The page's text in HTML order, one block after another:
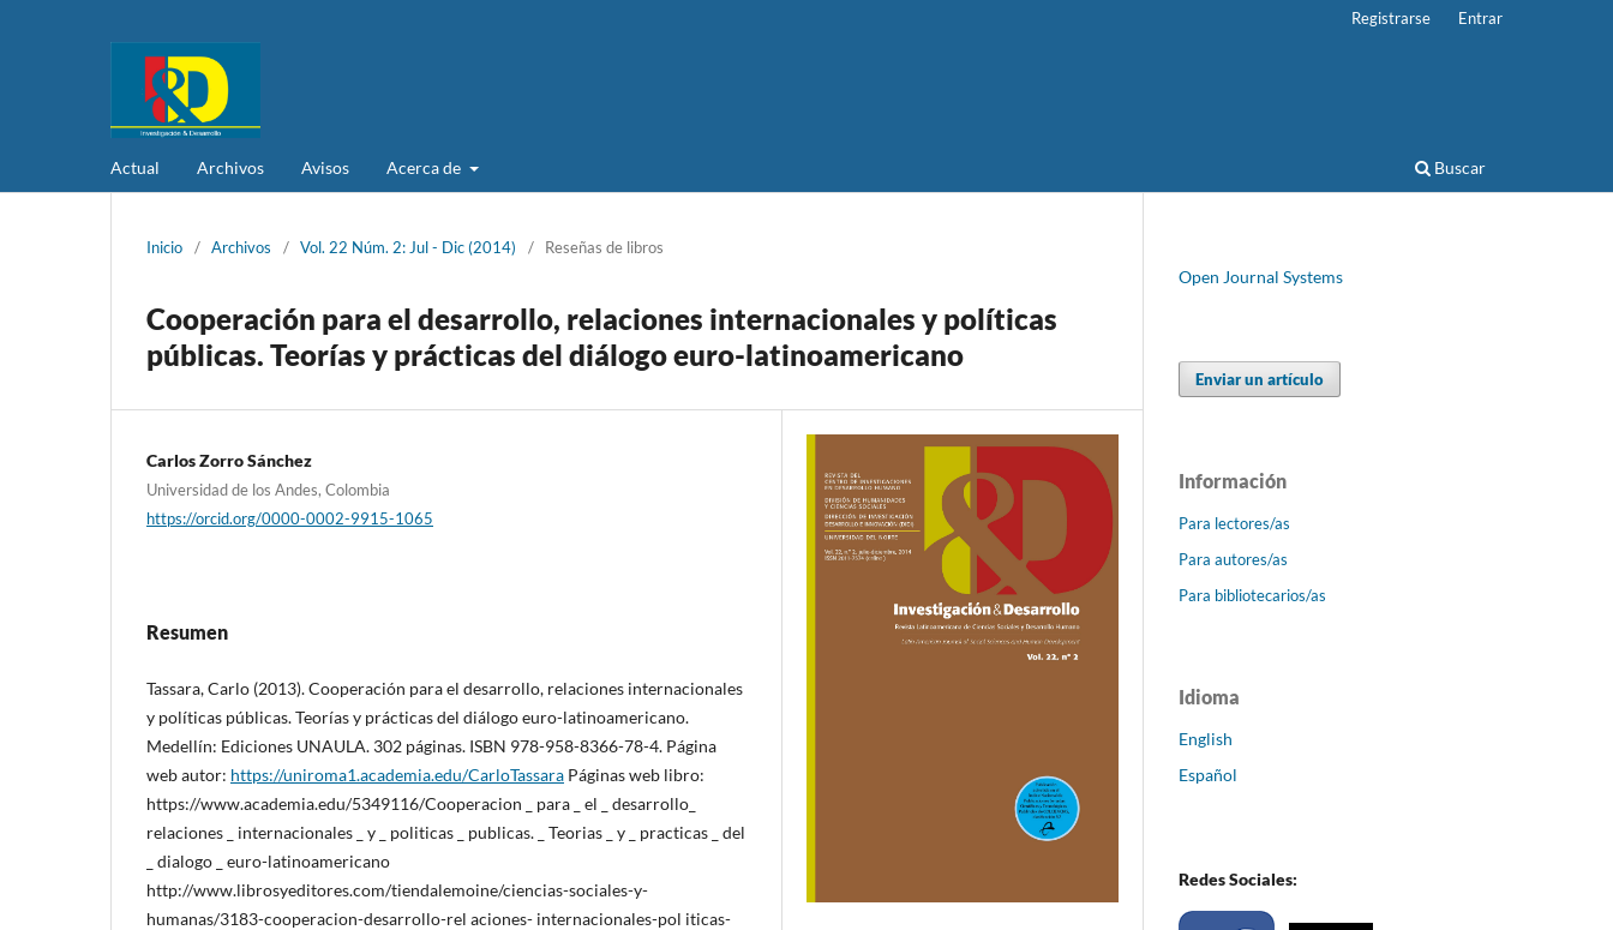
Actual Archivos Avisos Acerca de Buscar
Registrarse Entrar
Inicio / Archivos / Vol. 22 Núm. 2: Jul - Dic (2014) / Reseñas de libros
Cooperación para el desarrollo, relaciones internacionales y políticas
públicas. Teorías y prácticas del diálogo euro-latinoamericano
Carlos Zorro Sánchez
Universidad de los Andes, Colombia
https://orcid.org/0000-0002-9915-1065
Resumen
Tassara, Carlo (2013). Cooperación para el desarrollo, relaciones internacionales
y políticas públicas. Teorías y prácticas del diálogo euro-latinoamericano.
Medellín: Ediciones UNAULA. 302 páginas. ISBN 978-958-8366-78-4. Página
web autor: https://uniroma1.academia.edu/CarloTassara Páginas web libro:
https://www.academia.edu/5349116/Cooperacion _ para _ el _ desarrollo_
relaciones _ internacionales _ y _ politicas _ publicas. _ Teorias _ y _ practicas _ del
_ dialogo _ euro-latinoamericano
http://www.librosyeditores.com/tiendalemoine/ciencias-sociales-y-
humanas/3183-cooperacion-desarrollo-rel aciones- internacionales-pol iticas-
Open Journal Systems
Enviar un artículo
Información
Para lectores/as
Para autores/as
Para bibliotecarios/as
Idioma
English
Español
Redes Sociales: